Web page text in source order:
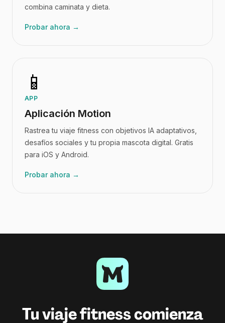
combina caminata y dieta.
Probar ahora →
📱
APP
Aplicación Motion
Rastrea tu viaje fitness con objetivos IA adaptativos,
desafíos sociales y tu propia mascota digital. Gratis
para iOS y Android.
Probar ahora →
Tu viaje fitness comienza